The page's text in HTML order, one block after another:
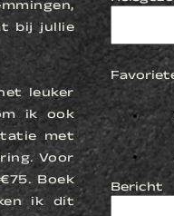
bij jullie
leuker
ik ook
met
Voor
Boek
ik dit
Bericht